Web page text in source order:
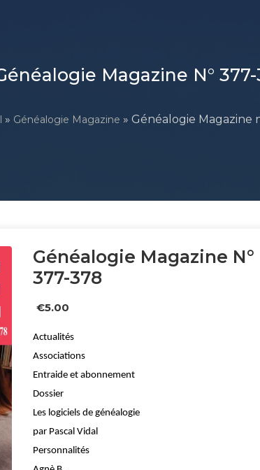
Magazine N°
» Généalogie Magazine » Généalogie Magazine
Généalogie Magazine N°
377-378
€5.00
Actualités
Associations
Entraide et abonnement
Dossier
Les logiciels de généalogie
par Pascal Vidal
Personnalités